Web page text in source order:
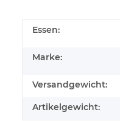
Essen:
Marke:
Versandgewicht:
Artikelgewicht: